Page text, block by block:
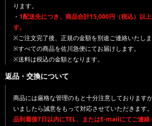
ります。
・ 1配送先につき、商品合計15,000円（税込）以
す。
※ご注文完了後、正規の金額を別途ご連絡いたしま
※すべての商品を佐川急便にてお届けします。
※送料は税込の金額となります。
返品・交換について
商品には厳格な管理のもと十分注意しております
いましたら誠意をもって対応させていただきます。
品到着後7日以内にTEL、またはE-mailにてご連絡